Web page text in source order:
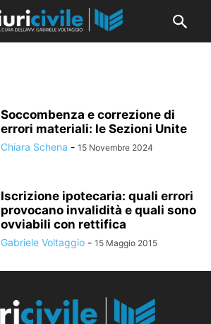
Soccombenza e correzione di
errori materiali: le Sezioni Unite
Chiara Schena - 15 Novembre 2024
Iscrizione ipotecaria: quali errori
provocano invalidità e quali sono
ovviabili con rettifica
Gabriele Voltaggio - 15 Maggio 2015